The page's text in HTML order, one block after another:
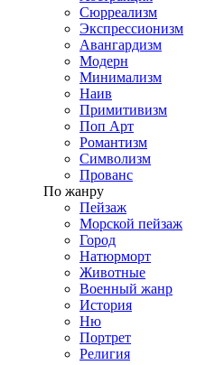
Сюрреализм
Экспрессионизм
Авангардизм
Модерн
Минимализм
Наив
Примитивизм
Поп Арт
Романтизм
Символизм
Прованс
По жанру
Пейзаж
Морской пейзаж
Город
Натюрморт
Животные
Военный жанр
История
Ню
Портрет
Религия